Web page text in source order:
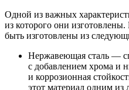
Одной из важных
из которого они
быть изготовлены из
Нержавеющая сталь —
с добавлением хрома и
и коррозионная
этот материал одним из